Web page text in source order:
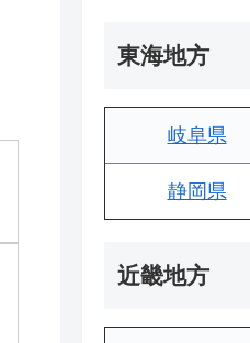
東海地方
岐阜県
静岡県
近畿地方